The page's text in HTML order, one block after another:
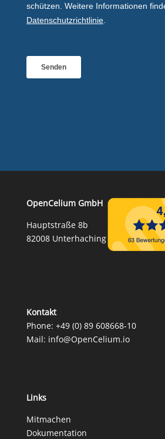
OpenCelium GmbH
Hauptstraße 8b
82008 Unterhaching
Kontakt
Phone: +49 (0) 89 608668‑10
Mail: info@OpenCelium.io
Links
Mitmachen
Dokumentation